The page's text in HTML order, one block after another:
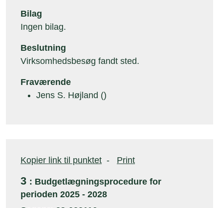
Bilag
Ingen bilag.
Beslutning
Virksomhedsbesøg fandt sted.
Fraværende
Jens S. Højland ()
Kopier link til punktet - Print
3 : Budgetlægningsprocedure for
perioden 2025 - 2028